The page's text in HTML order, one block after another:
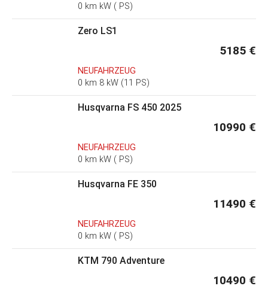
0 km kW ( PS)
Zero LS1
5185 €
NEUFAHRZEUG
0 km 8 kW (11 PS)
Husqvarna FS 450 2025
10990 €
NEUFAHRZEUG
0 km kW ( PS)
Husqvarna FE 350
11490 €
NEUFAHRZEUG
0 km kW ( PS)
KTM 790 Adventure
10490 €